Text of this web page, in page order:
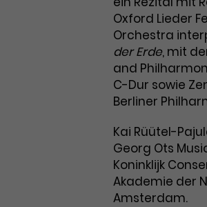
Bestimmte Daten werden nur
einmal pro Minute an Google
gesendet. Solange es gesetzt
unterbunden.
messen und Remarketing-Funktionen
Cookie dient der Anzeige
Werbung und misst die
Oxford Lieder
Orchestra
der Erde, mit
and
C-Dur sowie
Berliner
Kai Rüütel-
Georg Ots
Koninklijk
Akademie der
Amsterdam.